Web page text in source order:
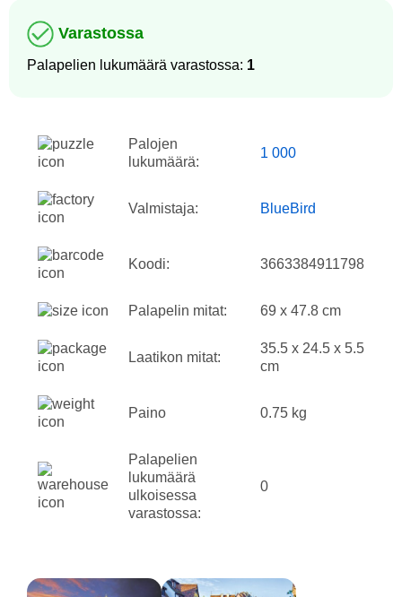
Varastossa
Palapelien lukumäärä varastossa: 1
Palojen
lukumäärä:
1 000
Valmistaja: BlueBird
Koodi: 3663384911798
Palapelin mitat: 69 x 47.8 cm
Laatikon mitat:
35.5 x 24.5 x 5.5
cm
Paino 0.75 kg
Palapelien
lukumäärä
ulkoisessa
varastossa:
0